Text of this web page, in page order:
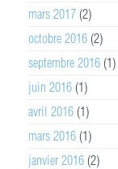
mars 2017 (2)
octobre 2016 (2)
septembre 2016 (1)
juin 2016 (1)
avril 2016 (1)
mars 2016 (1)
janvier 2016 (2)